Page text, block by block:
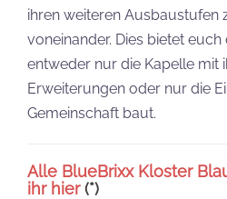
ihren weiteren Ausbaustufen
voneinander. Dies bietet
entweder nur die Kapelle mit
Erweiterungen oder nur die
Gemeinschaft baut.
Alle BlueBrixx Kloster
ihr hier(*)